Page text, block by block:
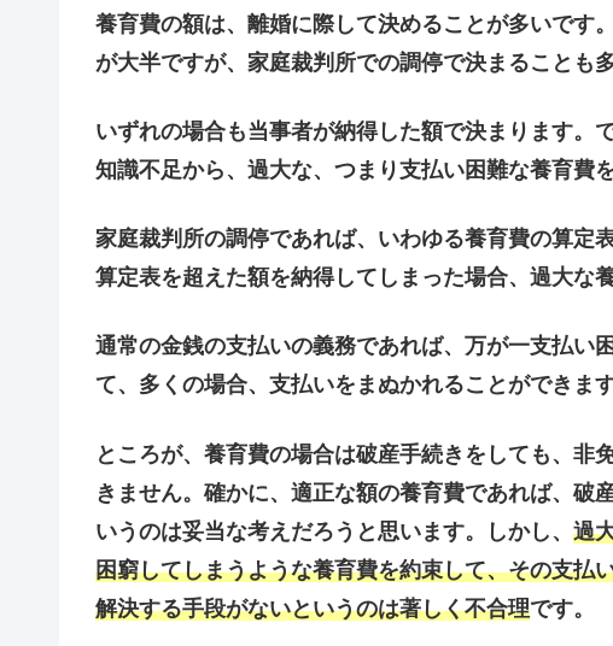
養育費の額は、離婚に際して決めることが多いです
が大半ですが、家庭裁判所での調停で決まることも
いずれの場合も当事者が納得した額で決まります。
知識不足から、過大な、つまり支払い困難な養育費
家庭裁判所の調停であれば、いわゆる養育費の算定
算定表を超えた額を納得してしまった場合、過大な
通常の金銭の支払いの義務であれば、万が一支払い
て、多くの場合、支払いをまぬかれることができます
ところが、養育費の場合は破産手続きをしても、非
きません。確かに、適正な額の養育費であれば、破
いうのは妥当な考えだろうと思います。しかし、 過
困窮してしまうような養育費を約束して、その支払
解決する手段がないというのは著しく不合理です。